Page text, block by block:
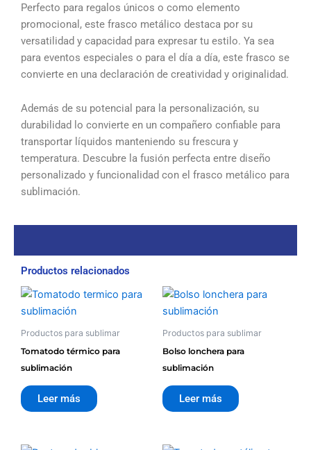
Perfecto para regalos únicos o como elemento
promocional, este frasco metálico destaca por su
versatilidad y capacidad para expresar tu estilo. Ya sea
para eventos especiales o para el día a día, este frasco se
convierte en una declaración de creatividad y originalidad.
Además de su potencial para la personalización, su
durabilidad lo convierte en un compañero confiable para
transportar líquidos manteniendo su frescura y
temperatura. Descubre la fusión perfecta entre diseño
personalizado y funcionalidad con el frasco metálico para
sublimación.
Productos relacionados
Productos para sublimar
Tomatodo térmico para
sublimación
Leer más
Productos para sublimar
Bolso lonchera para
sublimación
Leer más